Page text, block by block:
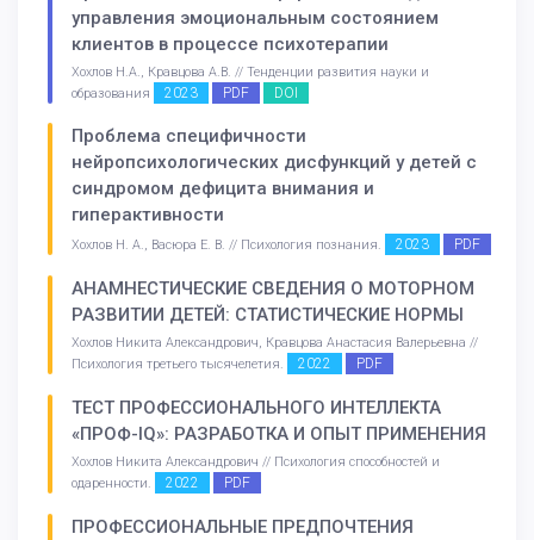
управления эмоциональным состоянием
клиентов в процессе психотерапии
Хохлов Н.А., Кравцова А.В. // Тенденции развития науки и
образования
2023 PDF DOI
Проблема специфичности
нейропсихологических дисфункций у детей с
синдромом дефицита внимания и
гиперактивности
Хохлов Н. А., Васюра Е. В. // Психология познания. 2023 PDF
АНАМНЕСТИЧЕСКИЕ СВЕДЕНИЯ О МОТОРНОМ
РАЗВИТИИ ДЕТЕЙ: СТАТИСТИЧЕСКИЕ НОРМЫ
Хохлов Никита Александрович, Кравцова Анастасия Валерьевна //
Психология третьего тысячелетия.
2022 PDF
ТЕСТ ПРОФЕССИОНАЛЬНОГО ИНТЕЛЛЕКТА
«ПРОФ-IQ»: РАЗРАБОТКА И ОПЫТ ПРИМЕНЕНИЯ
Хохлов Никита Александрович // Психология способностей и
одаренности.
2022 PDF
ПРОФЕССИОНАЛЬНЫЕ ПРЕДПОЧТЕНИЯ